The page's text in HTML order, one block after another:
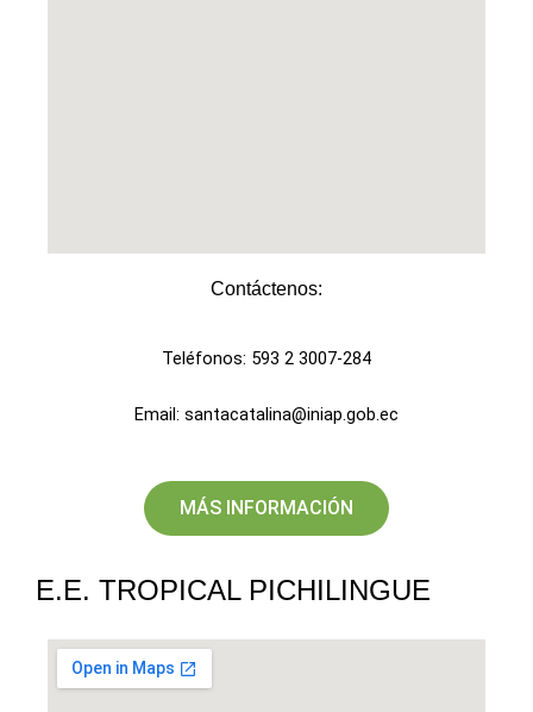
Contáctenos:​
Teléfonos: 593 2 3007-284
Email: santacatalina@iniap.gob.ec
MÁS INFORMACIÓN
E.E. TROPICAL PICHILINGUE